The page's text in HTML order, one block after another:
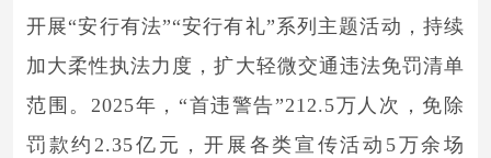
开展“安行有法”“安行有礼”系列主题活动，持续
加大柔性执法力度，扩大轻微交通违法免罚清单
范围。2025年，“首违警告”212.5万人次，免除
罚款约2.35亿元，开展各类宣传活动5万余场